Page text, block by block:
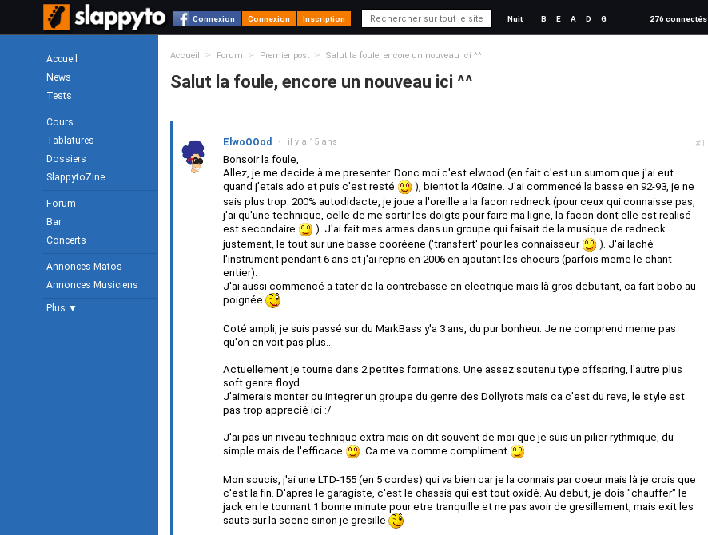
Connexion Connexion Inscription Nuit B E A D G 276 connectés
Accueil
News
Tests
Cours
Tablatures
Dossiers
SlappytoZine
Forum
Bar
Concerts
Annonces Matos
Annonces Musiciens
Plus ▼
Accueil > Forum > Premier post > Salut la foule, encore un nouveau ici ^^
Salut la foule, encore un nouveau ici ^^
#1
ElwoOOod • il y a 15 ans
Bonsoir la foule,
Allez, je me decide à me presenter. Donc moi c'est elwood (en fait c'est un surnom que j'ai eut
quand j'etais ado et puis c'est resté
), bientot la 40aine. J'ai commencé la basse en 92-93, je ne
sais plus trop. 200% autodidacte, je joue a l'oreille a la facon redneck (pour ceux qui connaisse pas,
j'ai qu'une technique, celle de me sortir les doigts pour faire ma ligne, la facon dont elle est realisé
est secondaire
). J'ai fait mes armes dans un groupe qui faisait de la musique de redneck
justement, le tout sur une basse cooréene ('transfert' pour les connaisseur
). J'ai laché
l'instrument pendant 6 ans et j'ai repris en 2006 en ajoutant les choeurs (parfois meme le chant
entier).
J'ai aussi commencé a tater de la contrebasse en electrique mais là gros debutant, ca fait bobo au
poignée
Coté ampli, je suis passé sur du MarkBass y'a 3 ans, du pur bonheur. Je ne comprend meme pas
qu'on en voit pas plus...
Actuellement je tourne dans 2 petites formations. Une assez soutenu type offspring, l'autre plus
soft genre floyd.
J'aimerais monter ou integrer un groupe du genre des Dollyrots mais ca c'est du reve, le style est
pas trop apprecié ici :/
J'ai pas un niveau technique extra mais on dit souvent de moi que je suis un pilier rythmique, du
simple mais de l'efficace
Ca me va comme compliment
Mon soucis, j'ai une LTD-155 (en 5 cordes) qui va bien car je la connais par coeur mais là je crois que
c'est la fin. D'apres le garagiste, c'est le chassis qui est tout oxidé. Au debut, je dois "chauffer" le
jack en le tournant 1 bonne minute pour etre tranquille et ne pas avoir de gresillement, mais exit les
sauts sur la scene sinon je gresille